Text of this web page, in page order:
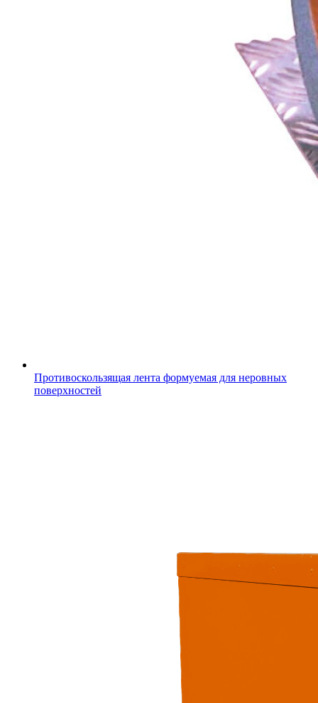
Противоскользящая лента формуемая для неровных
поверхностей